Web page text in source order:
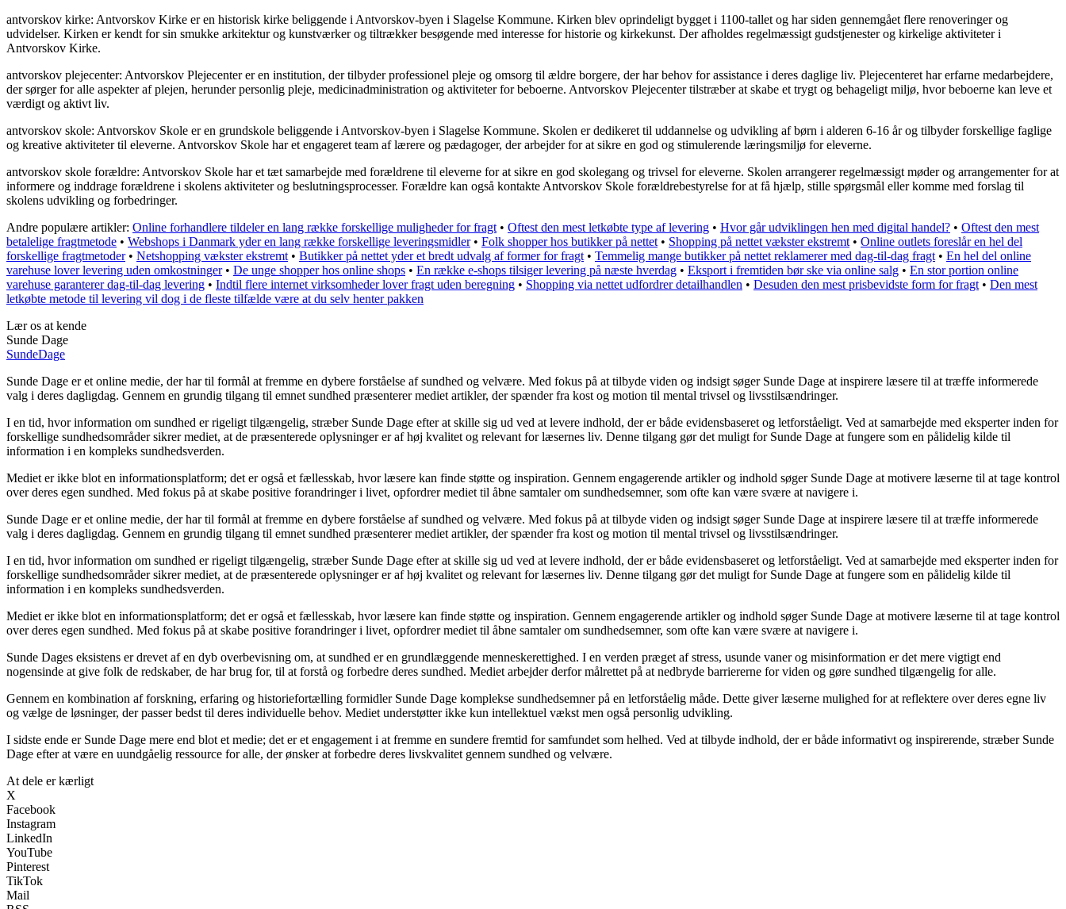
antvorskov kirke: Antvorskov Kirke er en historisk kirke beliggende i Antvorskov-byen i Slagelse Kommune. Kirken blev oprindeligt bygget i 1100-tallet og har siden gennemgået flere renoveringer og
udvidelser. Kirken er kendt for sin smukke arkitektur og kunstværker og tiltrækker besøgende med interesse for historie og kirkekunst. Der afholdes regelmæssigt gudstjenester og kirkelige aktiviteter i
Antvorskov Kirke.
antvorskov plejecenter: Antvorskov Plejecenter er en institution, der tilbyder professionel pleje og omsorg til ældre borgere, der har behov for assistance i deres daglige liv. Plejecenteret har erfarne medarbejdere,
der sørger for alle aspekter af plejen, herunder personlig pleje, medicinadministration og aktiviteter for beboerne. Antvorskov Plejecenter tilstræber at skabe et trygt og behageligt miljø, hvor beboerne kan leve et
værdigt og aktivt liv.
antvorskov skole: Antvorskov Skole er en grundskole beliggende i Antvorskov-byen i Slagelse Kommune. Skolen er dedikeret til uddannelse og udvikling af børn i alderen 6-16 år og tilbyder forskellige faglige
og kreative aktiviteter til eleverne. Antvorskov Skole har et engageret team af lærere og pædagoger, der arbejder for at sikre en god og stimulerende læringsmiljø for eleverne.
antvorskov skole forældre: Antvorskov Skole har et tæt samarbejde med forældrene til eleverne for at sikre en god skolegang og trivsel for eleverne. Skolen arrangerer regelmæssigt møder og arrangementer for at
informere og inddrage forældrene i skolens aktiviteter og beslutningsprocesser. Forældre kan også kontakte Antvorskov Skole forældrebestyrelse for at få hjælp, stille spørgsmål eller komme med forslag til
skolens udvikling og forbedringer.
Andre populære artikler: Online forhandlere tildeler en lang række forskellige muligheder for fragt • Oftest den mest letkøbte type af levering • Hvor går udviklingen hen med digital handel? • Oftest den mest
betalelige fragtmetode • Webshops i Danmark yder en lang række forskellige leveringsmidler• Folk shopper hos butikker på nettet • Shopping på nettet vækster ekstremt • Online outlets foreslår en hel del
forskellige fragtmetoder• Netshopping vækster ekstremt • Butikker på nettet yder et bredt udvalg af former for fragt • Temmelig mange butikker på nettet reklamerer med dag-til-dag fragt • En hel del online
varehuse lover levering uden omkostninger• De unge shopper hos online shops • En række e-shops tilsiger levering på næste hverdag • Eksport i fremtiden bør ske via online salg • En stor portion online
varehuse garanterer dag-til-dag levering • Indtil flere internet virksomheder lover fragt uden beregning • Shopping via nettet udfordrer detailhandlen • Desuden den mest prisbevidste form for fragt • Den mest
letkøbte metode til levering vil dog i de fleste tilfælde være at du selv henter pakken
Lær os at kende
Sunde Dage
SundeDage
Sunde Dage er et online medie, der har til formål at fremme en dybere forståelse af sundhed og velvære. Med fokus på at tilbyde viden og indsigt søger Sunde Dage at inspirere læsere til at træffe informerede
valg i deres dagligdag. Gennem en grundig tilgang til emnet sundhed præsenterer mediet artikler, der spænder fra kost og motion til mental trivsel og livsstilsændringer.
I en tid, hvor information om sundhed er rigeligt tilgængelig, stræber Sunde Dage efter at skille sig ud ved at levere indhold, der er både evidensbaseret og letforståeligt. Ved at samarbejde med eksperter inden for
forskellige sundhedsområder sikrer mediet, at de præsenterede oplysninger er af høj kvalitet og relevant for læsernes liv. Denne tilgang gør det muligt for Sunde Dage at fungere som en pålidelig kilde til
information i en kompleks sundhedsverden.
Mediet er ikke blot en informationsplatform; det er også et fællesskab, hvor læsere kan finde støtte og inspiration. Gennem engagerende artikler og indhold søger Sunde Dage at motivere læserne til at tage kontrol
over deres egen sundhed. Med fokus på at skabe positive forandringer i livet, opfordrer mediet til åbne samtaler om sundhedsemner, som ofte kan være svære at navigere i.
Sunde Dage er et online medie, der har til formål at fremme en dybere forståelse af sundhed og velvære. Med fokus på at tilbyde viden og indsigt søger Sunde Dage at inspirere læsere til at træffe informerede
valg i deres dagligdag. Gennem en grundig tilgang til emnet sundhed præsenterer mediet artikler, der spænder fra kost og motion til mental trivsel og livsstilsændringer.
I en tid, hvor information om sundhed er rigeligt tilgængelig, stræber Sunde Dage efter at skille sig ud ved at levere indhold, der er både evidensbaseret og letforståeligt. Ved at samarbejde med eksperter inden for
forskellige sundhedsområder sikrer mediet, at de præsenterede oplysninger er af høj kvalitet og relevant for læsernes liv. Denne tilgang gør det muligt for Sunde Dage at fungere som en pålidelig kilde til
information i en kompleks sundhedsverden.
Mediet er ikke blot en informationsplatform; det er også et fællesskab, hvor læsere kan finde støtte og inspiration. Gennem engagerende artikler og indhold søger Sunde Dage at motivere læserne til at tage kontrol
over deres egen sundhed. Med fokus på at skabe positive forandringer i livet, opfordrer mediet til åbne samtaler om sundhedsemner, som ofte kan være svære at navigere i.
Sunde Dages eksistens er drevet af en dyb overbevisning om, at sundhed er en grundlæggende menneskerettighed. I en verden præget af stress, usunde vaner og misinformation er det mere vigtigt end
nogensinde at give folk de redskaber, de har brug for, til at forstå og forbedre deres sundhed. Mediet arbejder derfor målrettet på at nedbryde barriererne for viden og gøre sundhed tilgængelig for alle.
Gennem en kombination af forskning, erfaring og historiefortælling formidler Sunde Dage komplekse sundhedsemner på en letforståelig måde. Dette giver læserne mulighed for at reflektere over deres egne liv
og vælge de løsninger, der passer bedst til deres individuelle behov. Mediet understøtter ikke kun intellektuel vækst men også personlig udvikling.
I sidste ende er Sunde Dage mere end blot et medie; det er et engagement i at fremme en sundere fremtid for samfundet som helhed. Ved at tilbyde indhold, der er både informativt og inspirerende, stræber Sunde
Dage efter at være en uundgåelig ressource for alle, der ønsker at forbedre deres livskvalitet gennem sundhed og velvære.
At dele er kærligt
X
Facebook
Instagram
LinkedIn
YouTube
Pinterest
TikTok
Mail